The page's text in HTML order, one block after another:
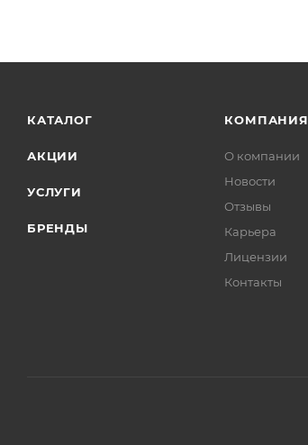
КАТАЛОГ
АКЦИИ
УСЛУГИ
БРЕНДЫ
КОМПАНИЯ
О компании
Новости
Отзывы
Карьера
Лицензии
Контакты